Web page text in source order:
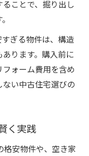
ことで、掘り出し
ぎる物件は、構造
ります。購入前に
ォーム費用を含め
い中古住宅選びの
く実践
安物件や、空き家